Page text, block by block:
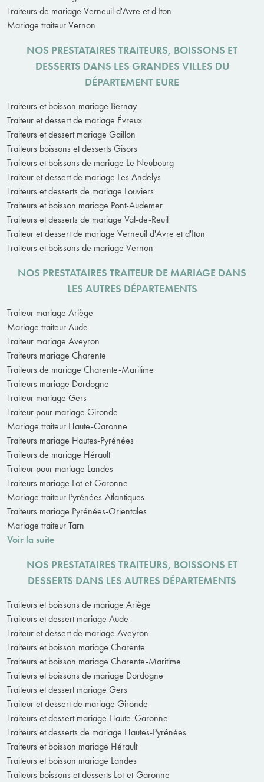
Traiteurs de mariage Verneuil d'Avre et d'Iton
Mariage traiteur Vernon
NOS PRESTATAIRES TRAITEURS, BOISSONS ET
DESSERTS DANS LES GRANDES VILLES DU
DÉPARTEMENT EURE
Traiteurs et boisson mariage Bernay
Traiteur et dessert de mariage Évreux
Traiteurs et dessert mariage Gaillon
Traiteurs boissons et desserts Gisors
Traiteurs et boissons de mariage Le Neubourg
Traiteur et dessert de mariage Les Andelys
Traiteurs et desserts de mariage Louviers
Traiteurs et boisson mariage Pont-Audemer
Traiteurs et desserts de mariage Val-de-Reuil
Traiteur et dessert de mariage Verneuil d'Avre et d'Iton
Traiteurs et boissons de mariage Vernon
NOS PRESTATAIRES TRAITEUR DE MARIAGE DANS
LES AUTRES DÉPARTEMENTS
Traiteur mariage Ariège
Mariage traiteur Aude
Traiteur mariage Aveyron
Traiteurs mariage Charente
Traiteurs de mariage Charente-Maritime
Traiteurs mariage Dordogne
Traiteur mariage Gers
Traiteur pour mariage Gironde
Mariage traiteur Haute-Garonne
Traiteurs mariage Hautes-Pyrénées
Traiteurs de mariage Hérault
Traiteur pour mariage Landes
Traiteurs mariage Lot-et-Garonne
Mariage traiteur Pyrénées-Atlantiques
Traiteurs mariage Pyrénées-Orientales
Mariage traiteur Tarn
Voir la suite
NOS PRESTATAIRES TRAITEURS, BOISSONS ET
DESSERTS DANS LES AUTRES DÉPARTEMENTS
Traiteurs et boissons de mariage Ariège
Traiteurs et dessert mariage Aude
Traiteur et dessert de mariage Aveyron
Traiteurs et boisson mariage Charente
Traiteurs et boisson mariage Charente-Maritime
Traiteurs et boissons de mariage Dordogne
Traiteurs et dessert mariage Gers
Traiteur et dessert de mariage Gironde
Traiteurs et dessert mariage Haute-Garonne
Traiteurs et desserts de mariage Hautes-Pyrénées
Traiteurs et boisson mariage Hérault
Traiteurs et boisson mariage Landes
Traiteurs boissons et desserts Lot-et-Garonne